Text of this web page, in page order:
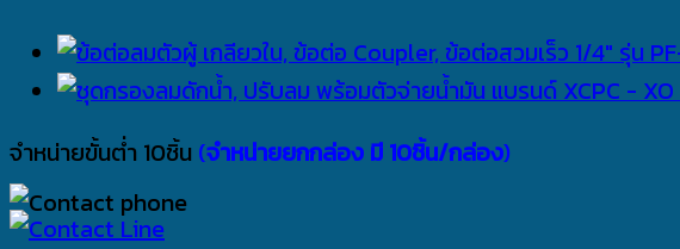
จำหน่ายขั้นต่ำ 10ชิ้น (จำหน่ายยกกล่อง มี 10ชิ้น/กล่อง)